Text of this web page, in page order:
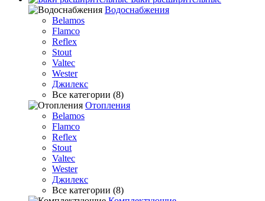
Водоснабжения
Belamos
Flamco
Reflex
Stout
Valtec
Wester
Джилекс
Все категории (8)
Отопления
Belamos
Flamco
Reflex
Stout
Valtec
Wester
Джилекс
Все категории (8)